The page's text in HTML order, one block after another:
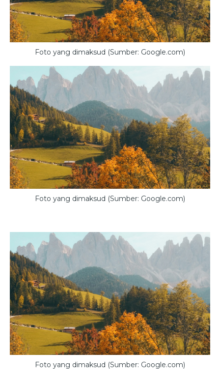
Foto yang dimaksud (Sumber: Google.com)
Foto yang dimaksud (Sumber: Google.com)
Foto yang dimaksud (Sumber: Google.com)